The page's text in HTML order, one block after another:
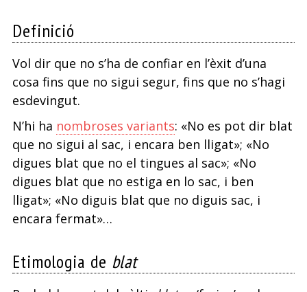
Definició
Vol dir que no s’ha de confiar en l’èxit d’una
cosa fins que no sigui segur, fins que no s’hagi
esdevingut.
N’hi ha nombroses variants: «No es pot dir blat
que no sigui al sac, i encara ben lligat»; «No
digues blat que no el tingues al sac»; «No
digues blat que no estiga en lo sac, i ben
lligat»; «No diguis blat que no diguis sac, i
encara fermat»…
Etimologia de blat